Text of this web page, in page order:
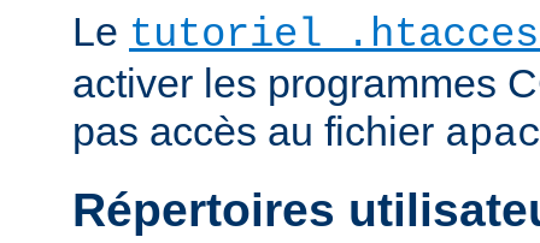
Le tutoriel
activer les programmes
pas accès au fichier
Répertoires